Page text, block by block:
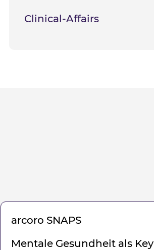
Clinical-Affairs
arcoro SNAPS
Mentale Gesundheit als Key